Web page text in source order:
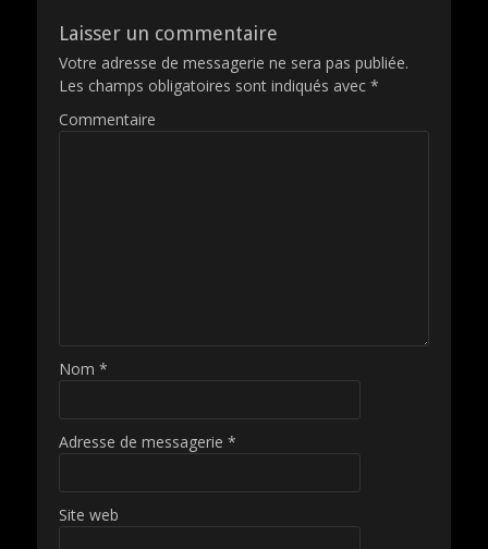
Laisser un commentaire
Votre adresse de messagerie ne sera pas publiée.
Les champs obligatoires sont indiqués avec *
Commentaire
Nom *
Adresse de messagerie *
Site web